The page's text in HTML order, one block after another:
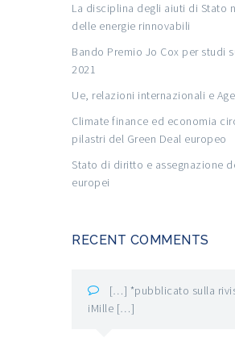
La disciplina degli aiuti di Stato
delle energie rinnovabili
Bando Premio Jo Cox per studi
2021
Ue, relazioni internazionali e
Climate finance ed economia
pilastri del Green Deal europeo
Stato di diritto e assegnazione
europei
RECENT COMMENTS
[…] *pubblicato sulla
iMille […]